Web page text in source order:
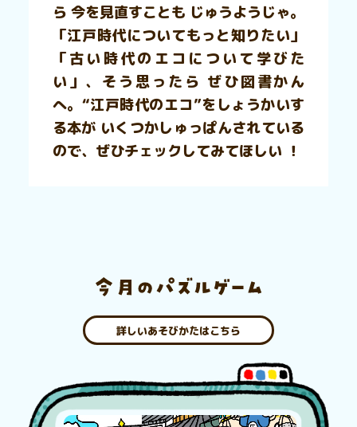
ら 今を見直すことも じゅうようじゃ。
「江戸時代についてもっと知りたい」
「古い時代のエコについて学びた
い」、そう思ったら ぜひ図書かん
へ。“江戸時代のエコ”をしょうかいす
る本が いくつかしゅっぱんされている
ので、ぜひチェックしてみてほしい ！
詳しいあそびかたはこちら